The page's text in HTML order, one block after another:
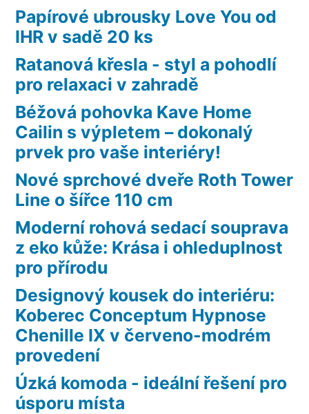
Papírové ubrousky Love You od
IHR v sadě 20 ks
Ratanová křesla - styl a pohodlí
pro relaxaci v zahradě
Béžová pohovka Kave Home
Cailin s výpletem – dokonalý
prvek pro vaše interiéry!
Nové sprchové dveře Roth Tower
Line o šířce 110 cm
Moderní rohová sedací souprava
z eko kůže: Krása i ohleduplnost
pro přírodu
Designový kousek do interiéru:
Koberec Conceptum Hypnose
Chenille IX v červeno-modrém
provedení
Úzká komoda - ideální řešení pro
úsporu místa